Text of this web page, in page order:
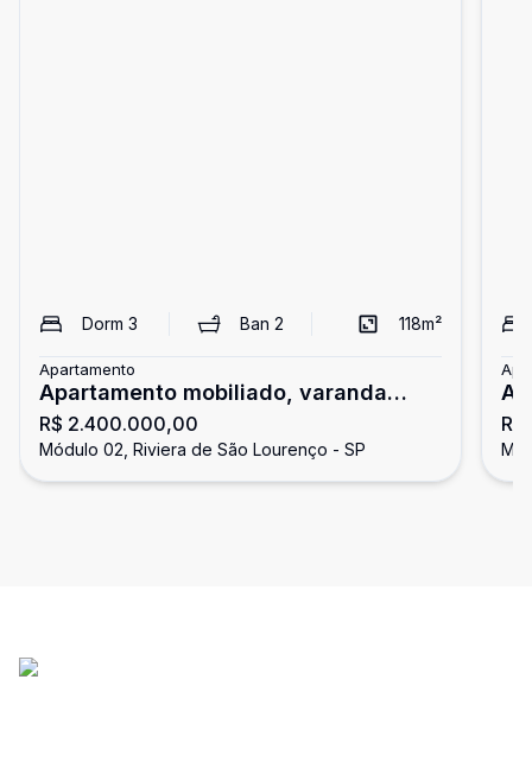
Dorm 3 Ban2 118m²
Apartamento
Apartamento mobiliado, varanda
gourmet, Riviera
R$ 2.400.000,00
Módulo 02, Riviera de São Lourenço - SP